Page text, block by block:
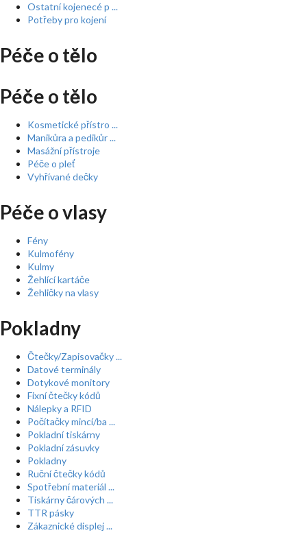
Ostatní kojenecé p ...
Potřeby pro kojení
Péče o tělo
Péče o tělo
Kosmetické přístro ...
Manikůra a pedikůr ...
Masážní přístroje
Péče o pleť
Vyhřívané dečky
Péče o vlasy
Fény
Kulmofény
Kulmy
Žehlící kartáče
Žehličky na vlasy
Pokladny
Čtečky/Zapisovačky ...
Datové terminály
Dotykové monitory
Fixní čtečky kódů
Nálepky a RFID
Počítačky mincí/ba ...
Pokladní tiskárny
Pokladní zásuvky
Pokladny
Ruční čtečky kódů
Spotřební materiál ...
Tiskárny čárových ...
TTR pásky
Zákaznické displej ...